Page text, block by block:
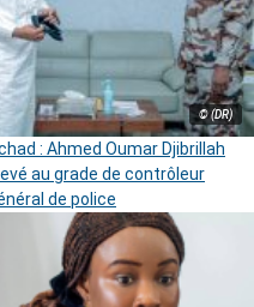
© (DR)
: Ahmed Oumar Djibrillah
au grade de contrôleur
de police